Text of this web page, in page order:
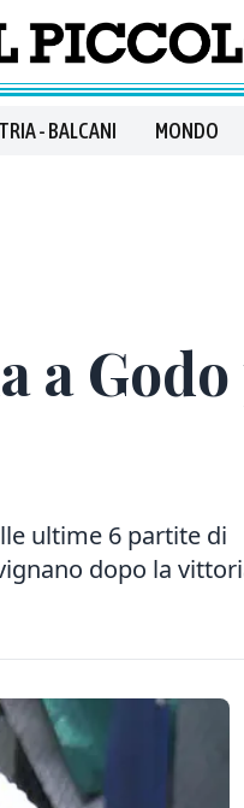
- BALCANI MONDO
a
ultime 6 partite di
dopo la